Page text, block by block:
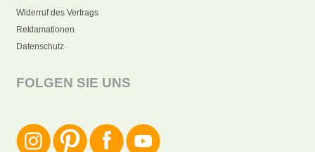
Widerruf des Vertrags
Reklamationen
Datenschutz
FOLGEN SIE UNS